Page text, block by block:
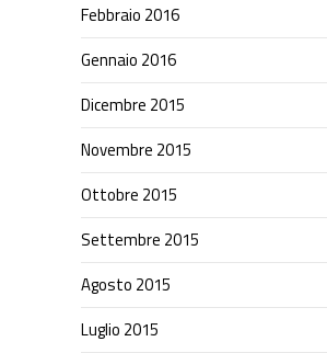
Febbraio 2016
Gennaio 2016
Dicembre 2015
Novembre 2015
Ottobre 2015
Settembre 2015
Agosto 2015
Luglio 2015